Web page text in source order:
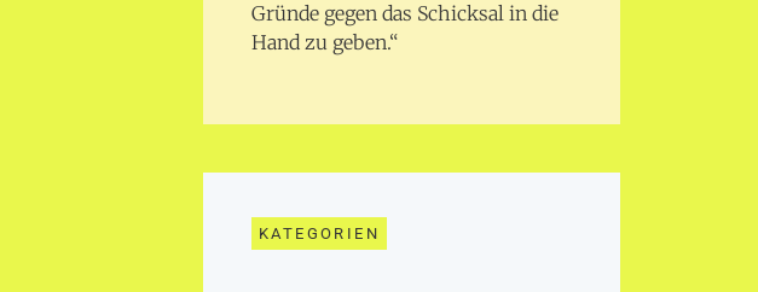
Gründe gegen das Schicksal in die
Hand zu geben.“
KATEGORIEN